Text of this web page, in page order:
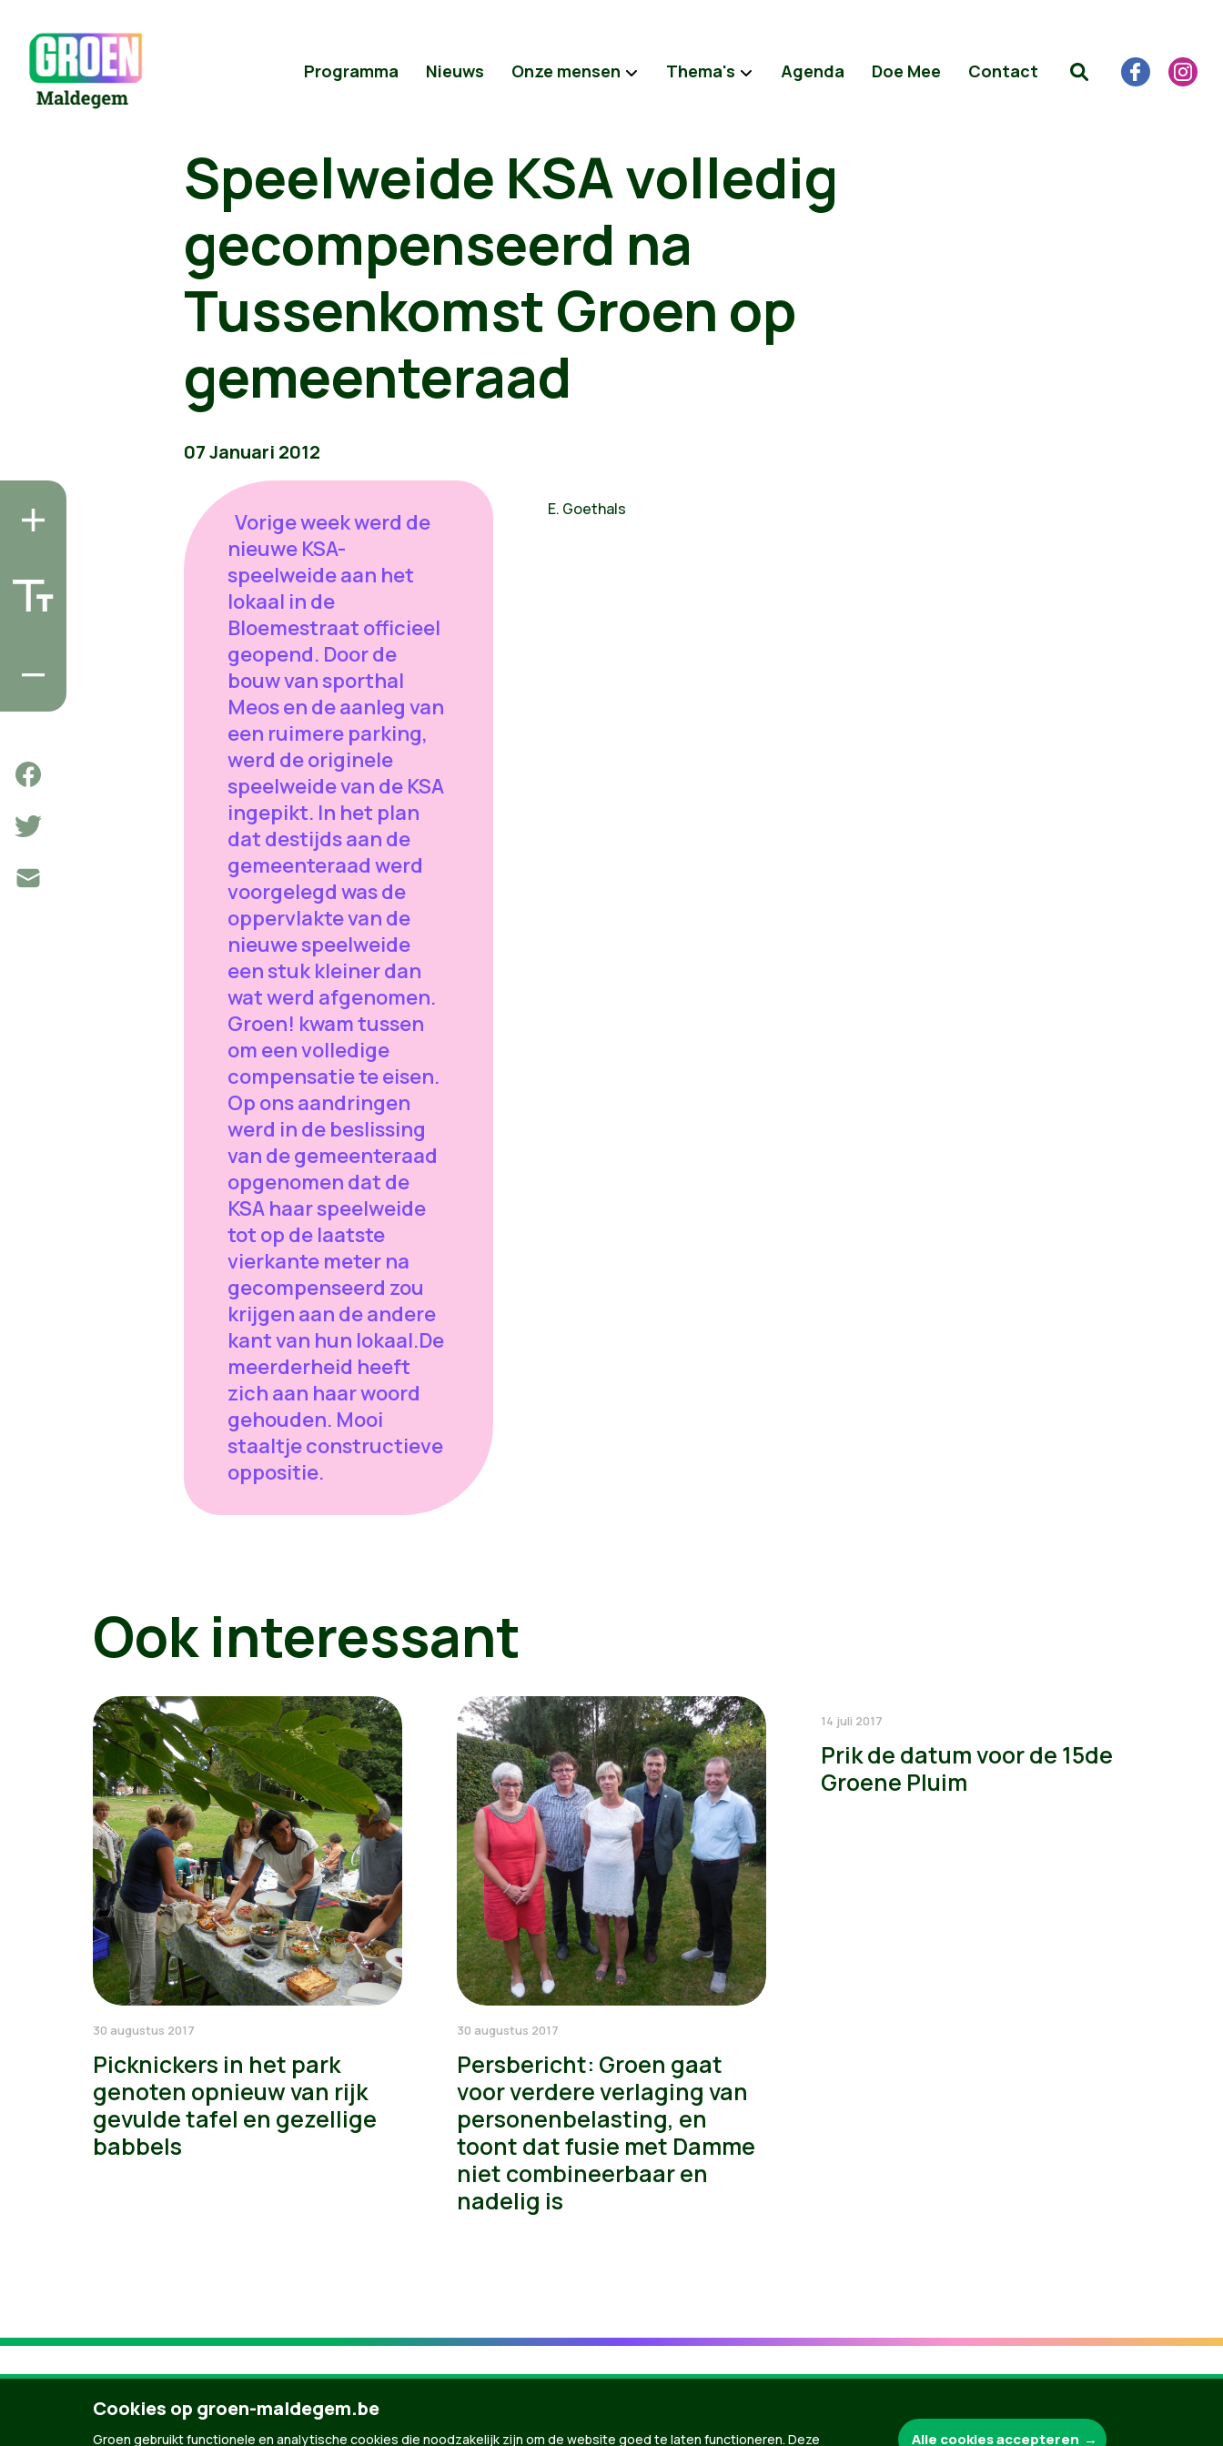
Programma Nieuws Onze mensen Thema's Agenda Doe Mee Contact
Speelweide KSA volledig
gecompenseerd na
Tussenkomst Groen op
gemeenteraad
07 Januari 2012
Vorige week werd de
nieuwe KSA-
speelweide aan het
lokaal in de
Bloemestraat officieel
geopend. Door de
bouw van sporthal
Meos en de aanleg van
een ruimere parking,
werd de originele
speelweide van de KSA
ingepikt. In het plan
dat destijds aan de
gemeenteraad werd
voorgelegd was de
oppervlakte van de
nieuwe speelweide
een stuk kleiner dan
wat werd afgenomen.
Groen! kwam tussen
om een volledige
compensatie te eisen.
Op ons aandringen
werd in de beslissing
van de gemeenteraad
opgenomen dat de
KSA haar speelweide
tot op de laatste
vierkante meter na
gecompenseerd zou
krijgen aan de andere
kant van hun lokaal.De
meerderheid heeft
zich aan haar woord
gehouden. Mooi
staaltje constructieve
oppositie.
E. Goethals
Ook interessant
30 augustus 2017
Picknickers in het park
genoten opnieuw van rijk
gevulde tafel en gezellige
babbels
30 augustus 2017
Persbericht: Groen gaat
voor verdere verlaging van
personenbelasting, en
toont dat fusie met Damme
niet combineerbaar en
nadelig is
14 juli 2017
Prik de datum voor de 15de
Groene Pluim
Groen.be
Cookies op groen-maldegem.be
Groen gebruikt functionele en analytische cookies die noodzakelijk zijn om de website goed te laten functioneren. Deze Alle cookies accepteren